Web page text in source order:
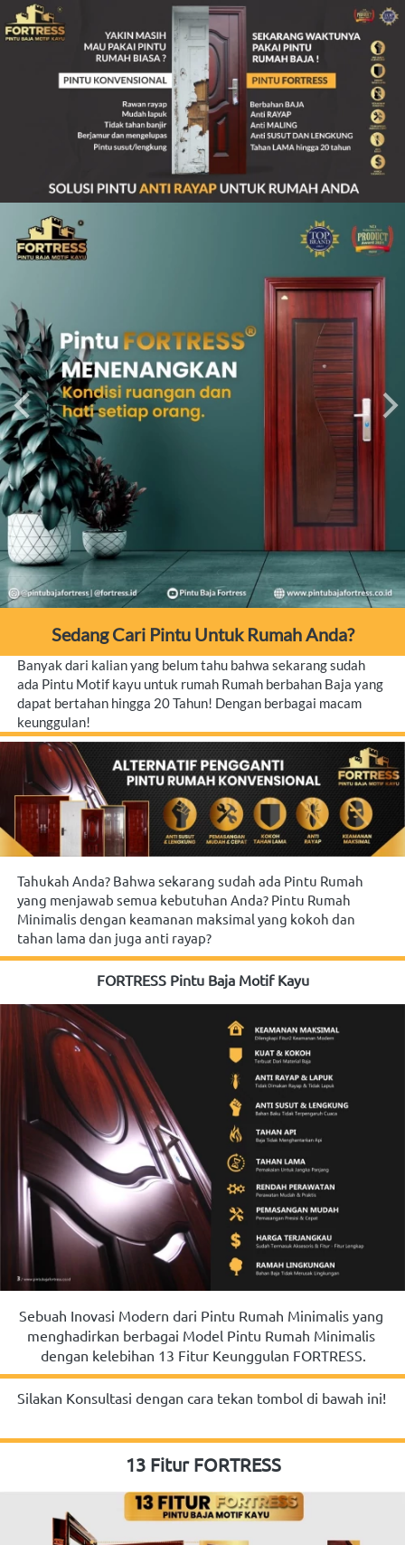
Sedang Cari Pintu Untuk Rumah Anda?
Banyak dari kalian yang belum tahu bahwa sekarang sudah
ada Pintu Motif kayu untuk rumah Rumah berbahan Baja yang
dapat bertahan hingga 20 Tahun! Dengan berbagai macam
keunggulan!
Tahukah Anda? Bahwa sekarang sudah ada Pintu Rumah
yang menjawab semua kebutuhan Anda? Pintu Rumah
Minimalis dengan keamanan maksimal yang kokoh dan
tahan lama dan juga anti rayap?
FORTRESS Pintu Baja Motif Kayu
Sebuah Inovasi Modern dari Pintu Rumah Minimalis yang
menghadirkan berbagai Model Pintu Rumah Minimalis
dengan kelebihan 13 Fitur Keunggulan FORTRESS.
Silakan Konsultasi dengan cara tekan tombol di bawah ini!
13 Fitur FORTRESS